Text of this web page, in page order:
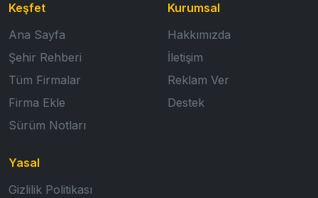
Keşfet
Ana Sayfa
Şehir Rehberi
Tüm Firmalar
Firma Ekle
Sürüm Notları
Kurumsal
Hakkımızda
İletişim
Reklam Ver
Destek
Yasal
Gizlilik Politikası